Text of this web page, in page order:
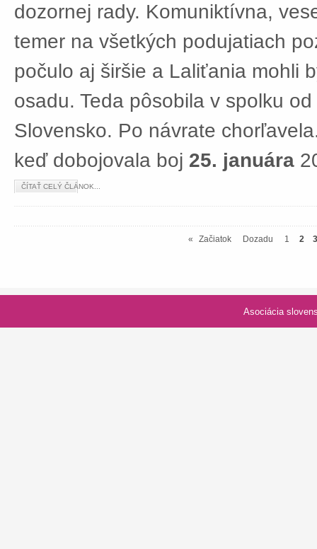
dozornej rady. Komuniktívna,
temer na všetkých podujatiach
počulo aj širšie a Laliťania mohli
osadu. Teda pôsobila v spolku
Slovensko. Po návrate
keď dobojovala boj 25. januára
ČÍTAŤ CELÝ ČLÁNOK...
« Začiatok Dozadu 1 2 3
Asociácia slovenských